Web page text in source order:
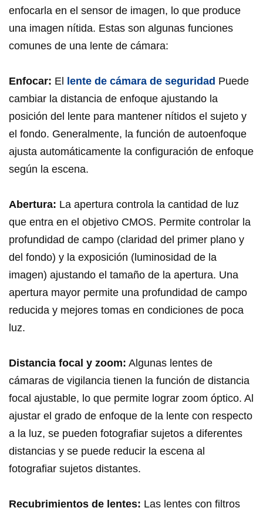
enfocarla en el sensor de imagen, lo que produce
una imagen nítida. Estas son algunas funciones
comunes de una lente de cámara:
Enfocar: El lente de cámara de seguridad Puede
cambiar la distancia de enfoque ajustando la
posición del lente para mantener nítidos el sujeto y
el fondo. Generalmente, la función de autoenfoque
ajusta automáticamente la configuración de enfoque
según la escena.
Abertura: La apertura controla la cantidad de luz
que entra en el objetivo CMOS. Permite controlar la
profundidad de campo (claridad del primer plano y
del fondo) y la exposición (luminosidad de la
imagen) ajustando el tamaño de la apertura. Una
apertura mayor permite una profundidad de campo
reducida y mejores tomas en condiciones de poca
luz.
Distancia focal y zoom: Algunas lentes de
cámaras de vigilancia tienen la función de distancia
focal ajustable, lo que permite lograr zoom óptico. Al
ajustar el grado de enfoque de la lente con respecto
a la luz, se pueden fotografiar sujetos a diferentes
distancias y se puede reducir la escena al
fotografiar sujetos distantes.
Recubrimientos de lentes: Las lentes con filtros